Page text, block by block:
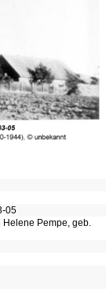
05
Pempe, geb.